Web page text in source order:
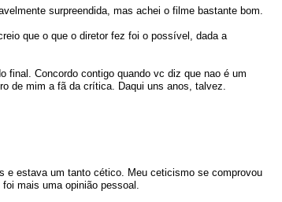
surpreendida, mas achei o filme bastante bom.
que o que o diretor fez foi o possível, dada a
final. Concordo contigo quando vc diz que nao é um
de mim a fã da crítica. Daqui uns anos, talvez.
e estava um tanto cético. Meu ceticismo se comprovou
mais uma opinião pessoal.